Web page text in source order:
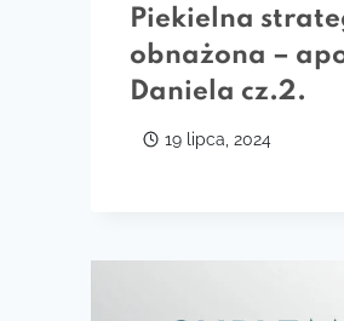
Piekielna
obnażona –
Daniela cz.2.
19 lipca, 2024